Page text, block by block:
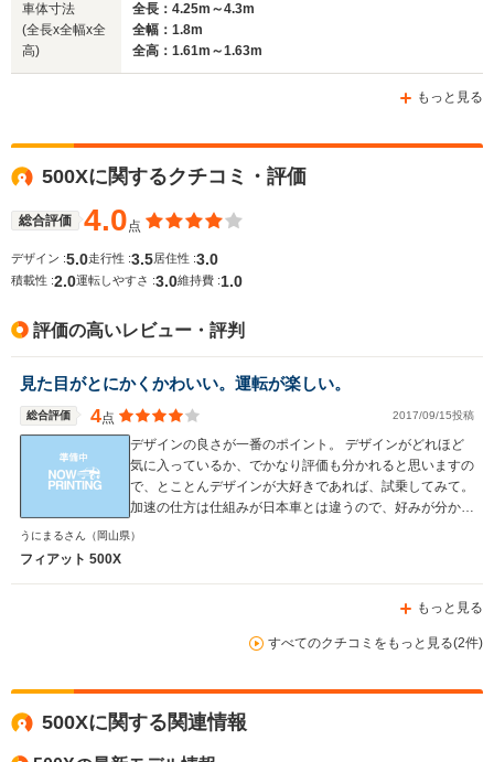
WLTCモード
燃費
23.8km/L
24.0km/L
22.5km/L
21.8km/L
車体寸法
(全長x全幅x全
高)
全長：4.25m～4.3m
全幅：1.8m
全高：1.61m～1.63m
もっと見る
500Xに関するクチコミ・評価
総合評価 4.0点
デザイン :5.0走行性 :3.5 居住性 :3.0
積載性 :2.0運転しやすさ :3.0維持費 :1.0
評価の高いレビュー・評判
見た目がとにかくかわいい。運転が楽しい。
総合評価 4点 2017/09/15投稿
デザインの良さが一番のポイント。 デザインがどれほど
気に入っているか、でかなり評価も分かれると思いますの
で、とことんデザインが大好きであれば、試乗してみて。
加速の仕方は仕組みが日本車とは違うので、好みが分かれ
ると思いますが、面白味と捉えられれば、ほんとうにオス
うにまるさん （岡山県）
フィアット 500X
もっと見る
すべてのクチコミをもっと見る(2件)
500Xに関する関連情報